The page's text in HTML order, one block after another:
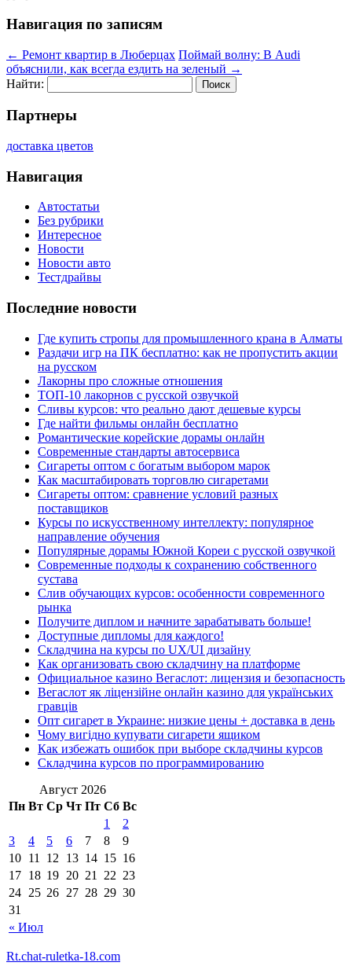
Навигация по записям
← Ремонт квартир в Люберцах Поймай волну: В Audi
объяснили, как всегда ездить на зеленый →
Найти:
Партнеры
доставка цветов
Навигация
Автостатьи
Без рубрики
Интересное
Новости
Новости авто
Тестдрайвы
Последние новости
Где купить стропы для промышленного крана в Алматы
Раздачи игр на ПК бесплатно: как не пропустить акции
на русском
Лакорны про сложные отношения
ТОП-10 лакорнов с русской озвучкой
Сливы курсов: что реально дают дешевые курсы
Где найти фильмы онлайн бесплатно
Романтические корейские дорамы онлайн
Современные стандарты автосервиса
Сигареты оптом с богатым выбором марок
Как масштабировать торговлю сигаретами
Сигареты оптом: сравнение условий разных
поставщиков
Курсы по искусственному интеллекту: популярное
направление обучения
Популярные дорамы Южной Кореи с русской озвучкой
Современные подходы к сохранению собственного
сустава
Слив обучающих курсов: особенности современного
рынка
Получите диплом и начните зарабатывать больше!
Доступные дипломы для каждого!
Складчина на курсы по UX/UI дизайну
Как организовать свою складчину на платформе
Официальное казино Вегаслот: лицензия и безопасность
Вегаслот як ліцензійне онлайн казино для українських
гравців
Опт сигарет в Украине: низкие цены + доставка в день
Чому вигідно купувати сигарети ящиком
Как избежать ошибок при выборе складчины курсов
Складчина курсов по программированию
Август 2026
Пн Вт Ср Чт Пт Сб Вс
« Июл
1
2
3
4 5 6 7 8
9
10 11 12 13 14 15 16
17 18 19 20 21 22 23
24 25 26 27 28 29 30
31
Rt.chat-ruletka-18.com